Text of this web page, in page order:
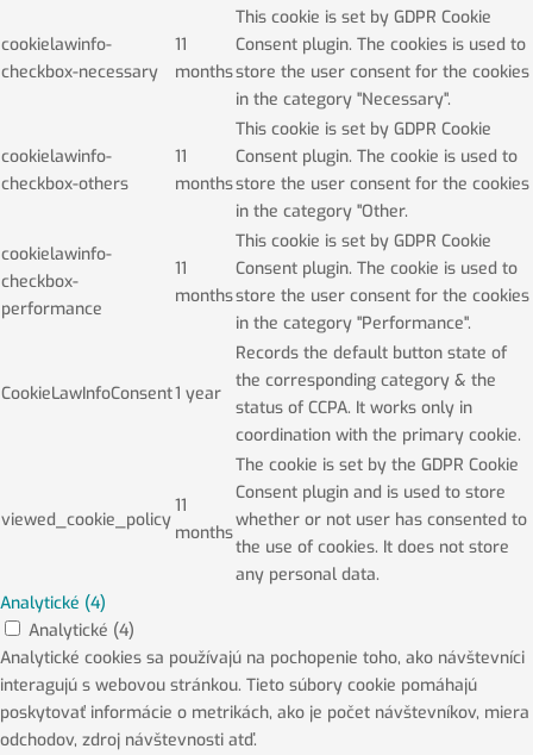
cookielawinfo-
checkbox-necessary
11
months
This cookie is set by GDPR Cookie
Consent plugin. The cookies is used to
store the user consent for the cookies
in the category "Necessary".
cookielawinfo-
checkbox-others
11
months
This cookie is set by GDPR Cookie
Consent plugin. The cookie is used to
store the user consent for the cookies
in the category "Other.
cookielawinfo-
checkbox-
performance
11
months
This cookie is set by GDPR Cookie
Consent plugin. The cookie is used to
store the user consent for the cookies
in the category "Performance".
CookieLawInfoConsent1 year
Records the default button state of
the corresponding category & the
status of CCPA. It works only in
coordination with the primary cookie.
viewed_cookie_policy
11
months
The cookie is set by the GDPR Cookie
Consent plugin and is used to store
whether or not user has consented to
the use of cookies. It does not store
any personal data.
Analytické (4)
Analytické (4)
Analytické cookies sa používajú na pochopenie toho, ako návštevníci
interagujú s webovou stránkou. Tieto súbory cookie pomáhajú
poskytovať informácie o metrikách, ako je počet návštevníkov, miera
odchodov, zdroj návštevnosti atď.